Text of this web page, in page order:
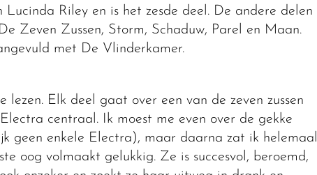
Lucinda Riley en is het zesde deel. De andere delen
Zeven Zussen, Storm, Schaduw, Parel en Maan.
met De Vlinderkamer.
lezen. Elk deel gaat over een van de zeven zussen
centraal. Ik moest me even over de gekke
geen enkele Electra), maar daarna zat ik helemaal
oog volmaakt gelukkig. Ze is succesvol, beroemd,